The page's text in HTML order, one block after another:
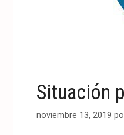
Situación
noviembre 13, 2019